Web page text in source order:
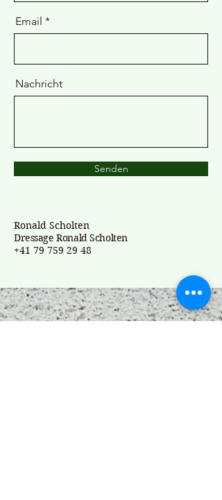
Email
Nachricht
Senden
Ronald Scholten
Dressage Ronald Scholten
+41 79 759 29 48